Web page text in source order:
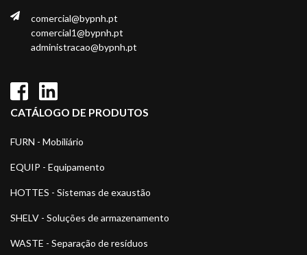
comercial@bypnh.pt
comercial1@bypnh.pt
administracao@bypnh.pt
CATÁLOGO DE PRODUTOS
FURN - Mobiliário
EQUIP - Equipamento
HOTTES - Sistemas de exaustão
SHELV - Soluções de armazenamento
WASTE - Separação de resíduos